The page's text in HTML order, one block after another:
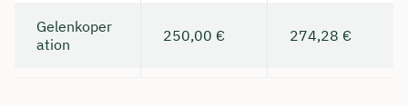
Gelenkoper
ation
250,00 € 274,28 €